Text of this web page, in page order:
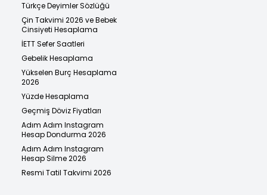
Türkçe Deyimler Sözlüğü
Çin Takvimi 2026 ve Bebek
Cinsiyeti Hesaplama
İETT Sefer Saatleri
Gebelik Hesaplama
Yükselen Burç Hesaplama
2026
Yüzde Hesaplama
Geçmiş Döviz Fiyatları
Adım Adım Instagram
Hesap Dondurma 2026
Adım Adım Instagram
Hesap Silme 2026
Resmi Tatil Takvimi 2026